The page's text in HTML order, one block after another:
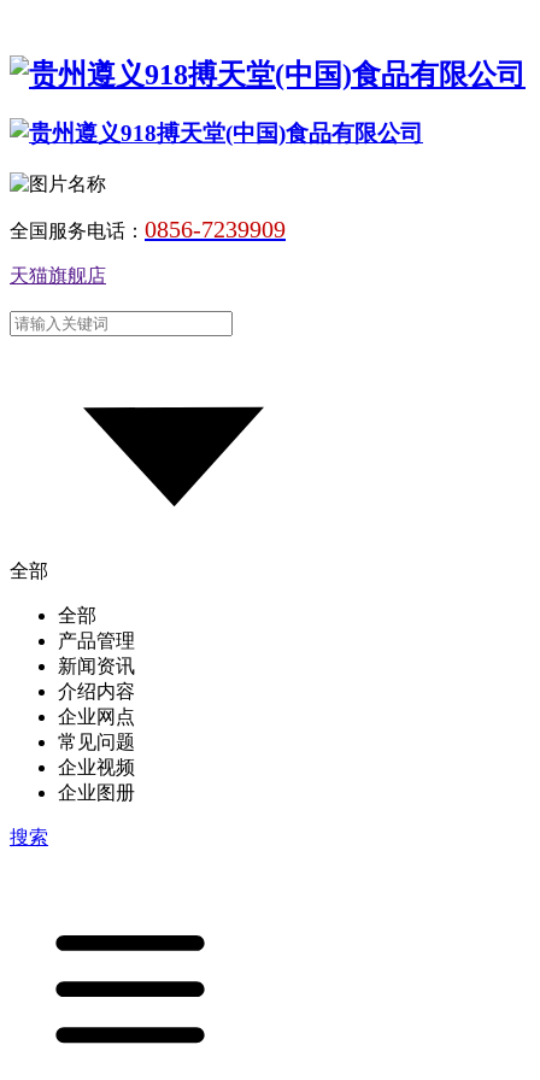
全国服务电话： 0856-7239909
天猫旗舰店
全部
全部
产品管理
新闻资讯
介绍内容
企业网点
常见问题
企业视频
企业图册
搜索